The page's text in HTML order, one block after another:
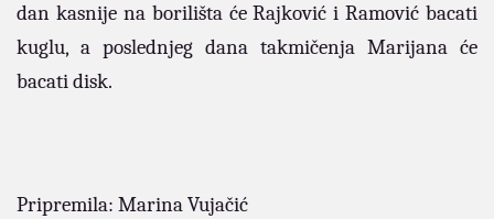
dan kasnije na borilišta će Rajković i Ramović bacati
kuglu, a poslednjeg dana takmičenja Marijana će
bacati disk.
Pripremila: Marina Vujačić